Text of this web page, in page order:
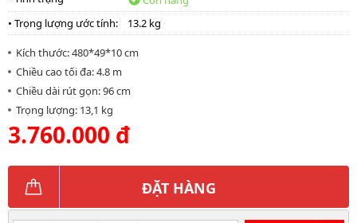
• Trọng lượng ước tính:
13.2 kg
Kích thước: 480*49*10 cm
Chiều cao tối đa: 4.8 m
Chiều dài rút gọn: 96 cm
Trọng lượng: 13,1 kg
3.760.000 đ
ĐẶT HÀNG